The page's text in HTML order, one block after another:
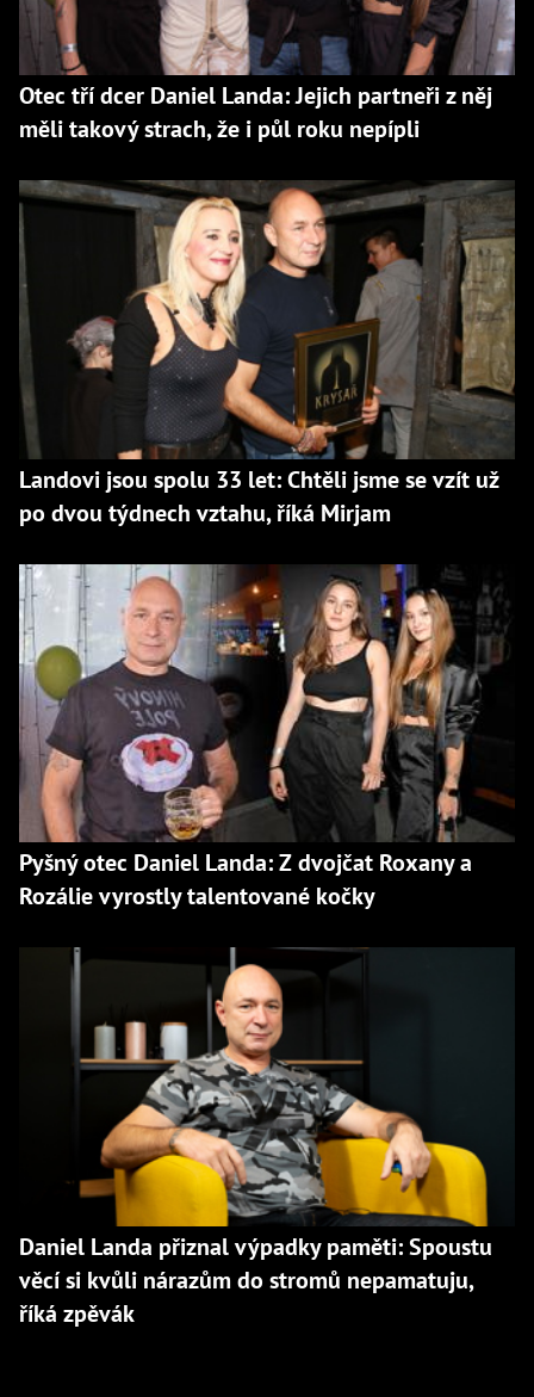
Otec tří dcer Daniel Landa: Jejich partneři z něj
měli takový strach, že i půl roku nepípli
Landovi jsou spolu 33 let: Chtěli jsme se vzít už
po dvou týdnech vztahu, říká Mirjam
Pyšný otec Daniel Landa: Z dvojčat Roxany a
Rozálie vyrostly talentované kočky
Daniel Landa přiznal výpadky paměti: Spoustu
věcí si kvůli nárazům do stromů nepamatuju,
říká zpěvák